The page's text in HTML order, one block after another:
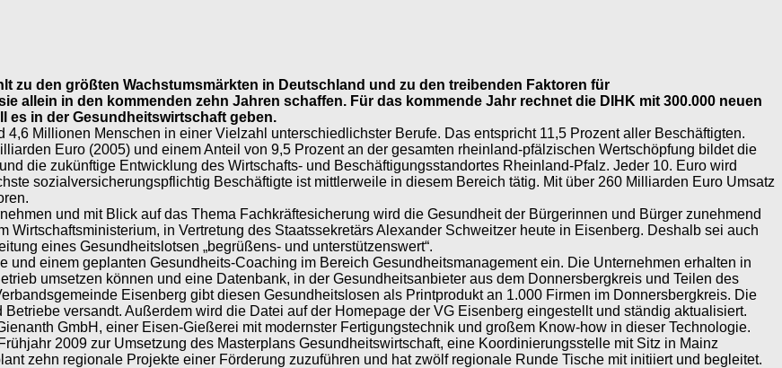
zu den größten Wachstumsmärkten in Deutschland und zu den treibenden Faktoren für
allein in den kommenden zehn Jahren schaffen. Für das kommende Jahr rechnet die DIHK mit 300.000 neuen
es in der Gesundheitswirtschaft geben.
Millionen Menschen in einer Vielzahl unterschiedlichster Berufe. Das entspricht 11,5 Prozent aller Beschäftigten.
Euro (2005) und einem Anteil von 9,5 Prozent an der gesamten rheinland-pfälzischen Wertschöpfung bildet die
die zukünftige Entwicklung des Wirtschafts- und Beschäftigungsstandortes Rheinland-Pfalz. Jeder 10. Euro wird
sozialversicherungspflichtig Beschäftigte ist mittlerweile in diesem Bereich tätig. Mit über 260 Milliarden Euro Umsatz
und mit Blick auf das Thema Fachkräftesicherung wird die Gesundheit der Bürgerinnen und Bürger zunehmend
Wirtschaftsministerium, in Vertretung des Staatssekretärs Alexander Schweitzer heute in Eisenberg. Deshalb sei auch
eines Gesundheitslotsen „begrüßens- und unterstützenswert“.
und einem geplanten Gesundheits-Coaching im Bereich Gesundheitsmanagement ein. Die Unternehmen erhalten in
umsetzen können und eine Datenbank, in der Gesundheitsanbieter aus dem Donnersbergkreis und Teilen des
Eisenberg gibt diesen Gesundheitslosen als Printprodukt an 1.000 Firmen im Donnersbergkreis. Die
versandt. Außerdem wird die Datei auf der Homepage der VG Eisenberg eingestellt und ständig aktualisiert.
GmbH, einer Eisen-Gießerei mit modernster Fertigungstechnik und großem Know-how in dieser Technologie.
2009 zur Umsetzung des Masterplans Gesundheitswirtschaft, eine Koordinierungsstelle mit Sitz in Mainz
zehn regionale Projekte einer Förderung zuzuführen und hat zwölf regionale Runde Tische mit initiiert und begleitet.